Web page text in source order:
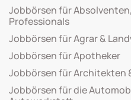
Jobbörsen für
Professionals
Jobbörsen für Agrar &
Jobbörsen für Apotheker
Jobbörsen für Architekten
Jobbörsen für die